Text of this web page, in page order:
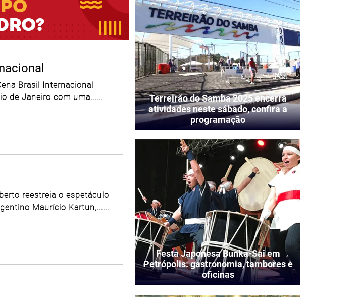
Brasil Internacional
de Janeiro com uma......
reestreia o espetáculo
Maurício Kartun,......
Terreirão do Samba 2025 encerra
atividades neste sábado, confira a
programação
Festa Japonesa Bunka-Sai em
Petrópolis: gastronomia, tambores e
oficinas